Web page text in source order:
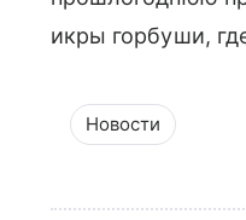
икры горбуши,
Новости